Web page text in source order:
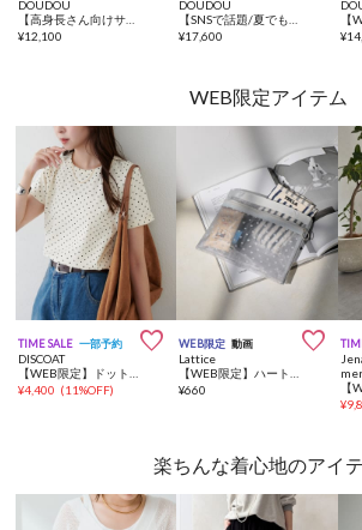
DOUDOU
¥12,100
DOUDOU
¥17,600
¥
WEB限定アイテム
TIME SALE 一部予約 
DISCOAT
¥4,400 (11%OFF)
WEB限定 動画 
Lattice
¥660
¥
楽ちんな着心地のアイ